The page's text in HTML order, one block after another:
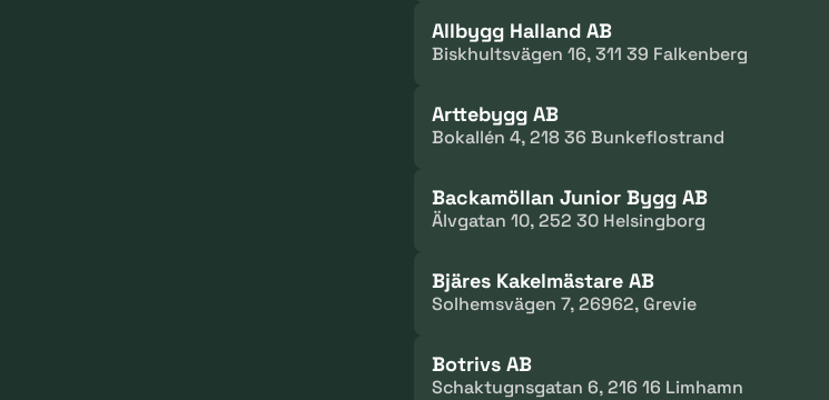
Allbygg Halland AB
Biskhultsvägen 16, 311 39 Falkenberg
Arttebygg AB
Bokallén 4, 218 36 Bunkeflostrand
Backamöllan Junior Bygg AB
Älvgatan 10, 252 30 Helsingborg
Bjäres Kakelmästare AB
Solhemsvägen 7, 26962, Grevie
Botrivs AB
Schaktugnsgatan 6, 216 16 Limhamn